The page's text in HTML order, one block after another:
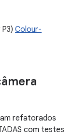
Colour-
refatorados
com testes